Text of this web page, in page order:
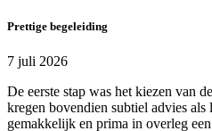
Prettige begeleiding
7 juli 2026
De eerste stap was het kiezen van
kregen bovendien subtiel advies
gemakkelijk en prima in overleg